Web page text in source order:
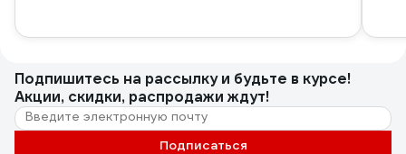
Подпишитесь на рассылкуи будьте в курсе!
Акции, скидки, распродажи ждут!
Подписаться